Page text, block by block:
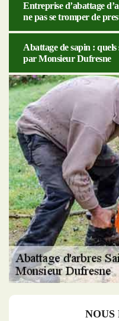
Entreprise d’abattage
ne pas se tromper de
Abattage de sapin : quels
par Monsieur Dufresne